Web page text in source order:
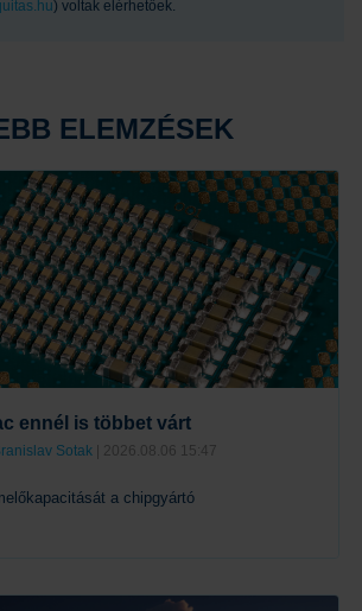
) voltak elérhetőek.
ELEMZÉSEK
ennél is többet várt
Sotak | 2026.08.06 15:47
a chipgyártó